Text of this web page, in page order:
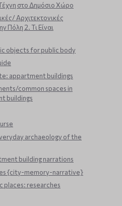
στο Δημόσιο Χώρο
Αρχιτεκτονικές
Πόλη 2. Τι Είναι
objects for public body
appartment buildings
common spaces in
buildings
archaeology of the
building narrations
{city-memory-narrative}
places: researches